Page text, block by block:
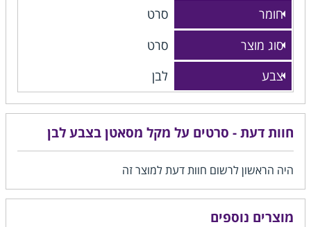
חומר
סרט
סוג מוצר
סרט
צבע
לבן
חוות דעת - סרטים על מקל מסאטן בצבע לבן
היה הראשון לרשום חוות דעת למוצר זה
מוצרים נוספים